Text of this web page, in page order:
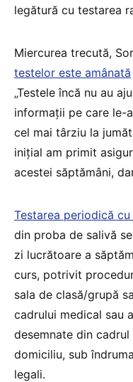
legătură cu testarea
Miercurea trecută,
testelor este amânată
„Testele încă nu au
informații pe care le-
cel mai târziu la
inițial am primit
acestei săptămâni,
Testarea periodică
din proba de salivă
zi lucrătoare a
curs, potrivit
sala de clasă/grupă
cadrului medical sau
desemnate din
domiciliu, sub
legali.